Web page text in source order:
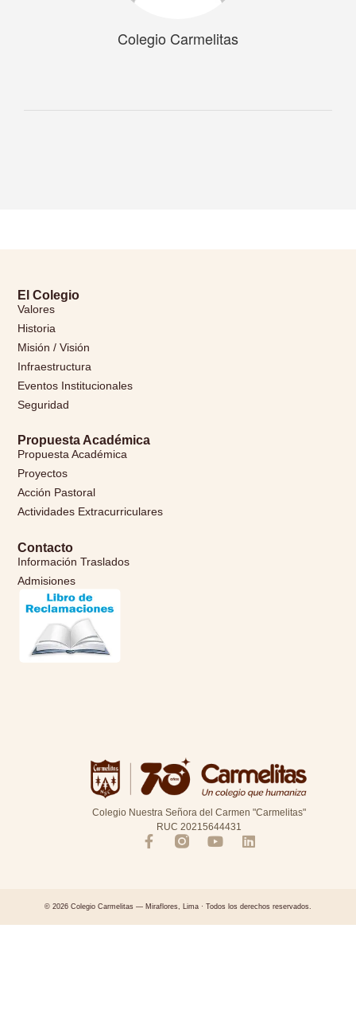
Colegio Carmelitas
Colegio Nuestra Señora del Carmen "Carmelitas"
RUC 20215644431
El Colegio
Valores
Historia
Misión / Visión
Infraestructura
Eventos Institucionales
Seguridad
Propuesta Académica
Propuesta Académica
Proyectos
Acción Pastoral
Actividades Extracurriculares
Contacto
Información Traslados
Admisiones
© 2026 Colegio Carmelitas — Miraflores, Lima · Todos los derechos reservados.